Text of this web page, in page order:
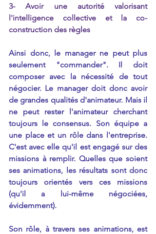
3- Avoir une autorité valorisant
l'intelligence collective et la co-
construction des règles
Ainsi donc, le manager ne peut plus
seulement "commander". Il doit
composer avec la nécessité de tout
négocier. Le manager doit donc avoir
de grandes qualités d'animateur. Mais il
ne peut rester l'animateur cherchant
toujours le consensus. Son équipe a
une place et un rôle dans l'entreprise.
C'est avec elle qu'il est engagé sur des
missions à remplir. Quelles que soient
ses animations, les résultats sont donc
toujours orientés vers ces missions
(qu'il a lui-même négociées,
évidemment).
Son rôle, à travers ses animations, est